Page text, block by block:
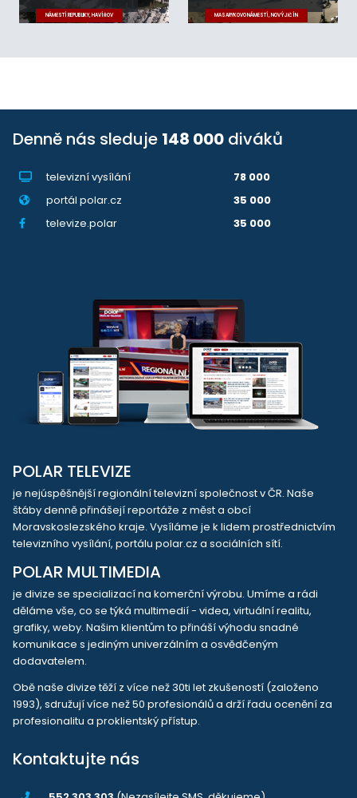
NÁMĚSTÍ REPUBLIKY, HAVÍŘOV MASARYKOVO NÁMĚSTÍ, NOVÝ JIČÍN
Denně nás sleduje 148 000 diváků
televizní vysílání
78 000
portál polar.cz
35 000
televize.polar
35 000
POLAR TELEVIZE
je nejúspěšnější regionální televizní společnost v ČR. Naše
štáby denně přinášejí reportáže z měst a obcí
Moravskoslezského kraje. Vysíláme je k lidem prostřednictvím
televizního vysílání, portálu polar.cz a sociálních sítí.
POLAR MULTIMEDIA
je divize se specializací na komerční výrobu. Umíme a rádi
děláme vše, co se týká multimedií - videa, virtuální realitu,
grafiky, weby. Našim klientům to přináší výhodu snadné
komunikace s jediným univerzálním a osvědčeným
dodavatelem.
Obě naše divize těží z více než 30ti let zkušeností (založeno
1993), sdružují více než 50 profesionálů a drží řadu ocenění za
profesionalitu a proklientský přístup.
Kontaktujte nás